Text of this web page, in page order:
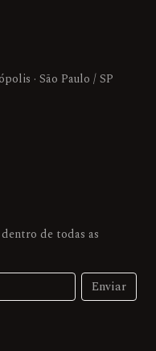
· São Paulo / SP
de todas as
Enviar